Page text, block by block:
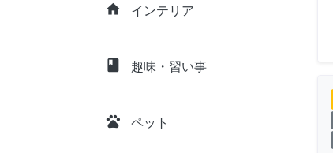
home インテリア
class 趣味・習い事
pets ペット